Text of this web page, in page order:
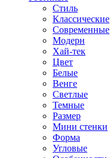
Стиль
Классические
Современные
Модерн
Хай-тек
Цвет
Белые
Венге
Светлые
Темные
Размер
Мини стенки
Форма
Угловые